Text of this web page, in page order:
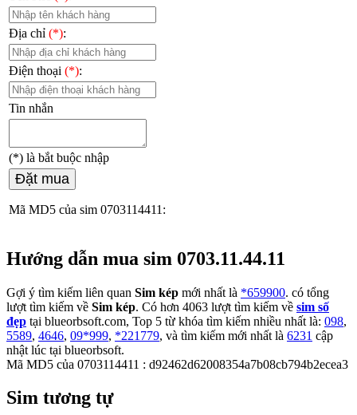
Địa chỉ (*):
Điện thoại (*):
Tin nhắn
(*) là bắt buộc nhập
Đặt mua
Mã MD5 của sim 0703114411:
Hướng dẫn mua sim 0703.11.44.11
Gợi ý tìm kiếm liên quan Sim kép mới nhất là *659900. có tổng
lượt tìm kiếm về Sim kép. Có hơn 4063 lượt tìm kiếm về sim số
đẹp tại blueorbsoft.com, Top 5 từ khóa tìm kiếm nhiều nhất là: 098,
5589, 4646, 09*999, *221779, và tìm kiếm mới nhất là 6231 cập
nhật lúc tại blueorbsoft.
Mã MD5 của 0703114411 : d92462d62008354a7b08cb794b2ecea3
Sim tương tự